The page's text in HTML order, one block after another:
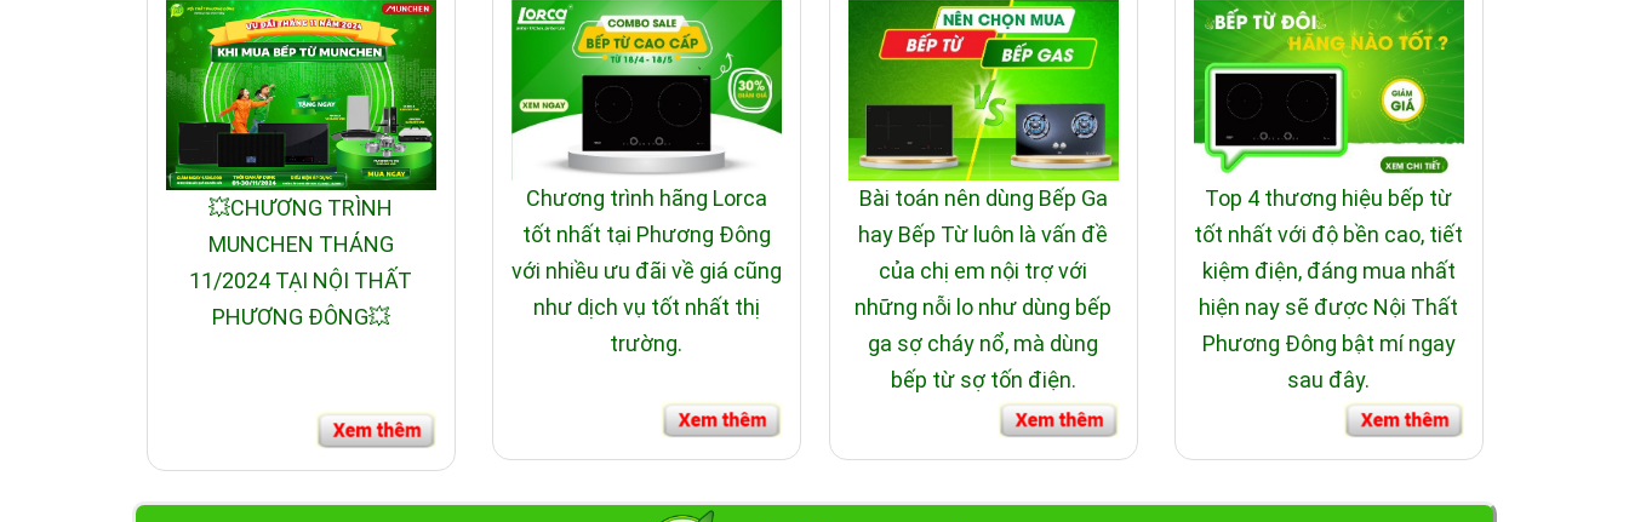
💥CHƯƠNG TRÌNH
MUNCHEN THÁNG
11/2024 TẠI NỘI THẤT
PHƯƠNG ĐÔNG💥
Chương trình hãng Lorca
tốt nhất tại Phương Đông
với nhiều ưu đãi về giá cũng
như dịch vụ tốt nhất thị
trường.
Bài toán nên dùng Bếp Ga
hay Bếp Từ luôn là vấn đề
của chị em nội trợ với
những nỗi lo như dùng bếp
ga sợ cháy nổ, mà dùng
bếp từ sợ tốn điện.
Top 4 thương hiệu bếp từ
tốt nhất với độ bền cao, tiết
kiệm điện, đáng mua nhất
hiện nay sẽ được Nội Thất
Phương Đông bật mí ngay
sau đây.